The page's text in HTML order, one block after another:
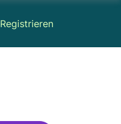
Registrieren